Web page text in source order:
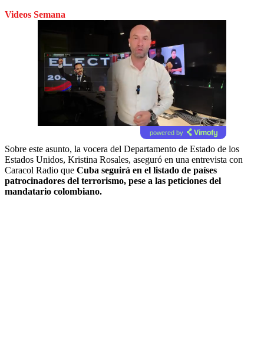
Videos Semana
powered by
Sobre este asunto, la vocera del Departamento de Estado de los
Estados Unidos, Kristina Rosales, aseguró en una entrevista con
Caracol Radio que Cuba seguirá en el listado de países
patrocinadores del terrorismo, pese a las peticiones del
mandatario colombiano.